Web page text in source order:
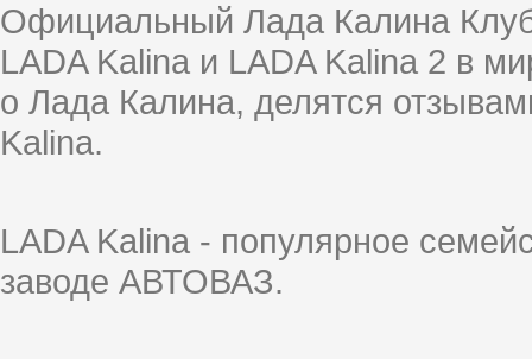
Официальный Лада Калина
LADA Kalina и LADA Kalina 2 в
о Лада Калина, делятся
Kalina.
LADA Kalina - популярное
заводе АВТОВАЗ.